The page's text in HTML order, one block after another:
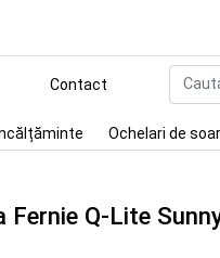
Contact
Ochelari de
Fernie Q-Lite